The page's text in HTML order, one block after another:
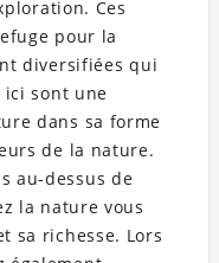
Ces
pour la
diversifiées qui
ici sont une
dans sa forme
de la nature.
au-dessus de
la nature vous
sa richesse. Lors